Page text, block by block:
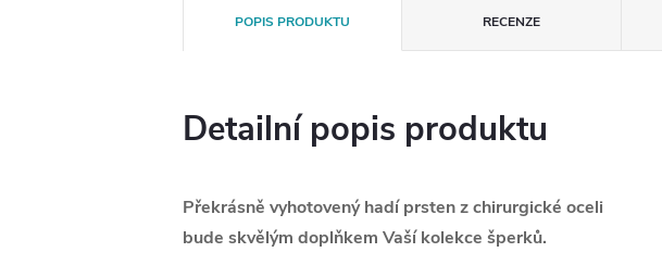
POPIS PRODUKTU RECENZE
Detailní popis produktu
Překrásně vyhotovený hadí prsten z chirurgické oceli
bude skvělým doplňkem Vaší kolekce šperků.